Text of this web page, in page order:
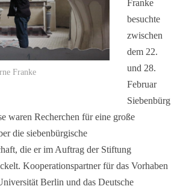
Franke
Franke
besuchte
zwischen
dem 22.
und 28.
Februar
Siebenbürg
waren Recherchen für eine große
die siebenbürgische
die er im Auftrag der Stiftung
Kooperationspartner für das Vorhaben
Berlin und das Deutsche